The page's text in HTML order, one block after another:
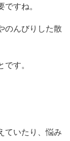
すね。
のんびりした散
す。
ていたり、悩み